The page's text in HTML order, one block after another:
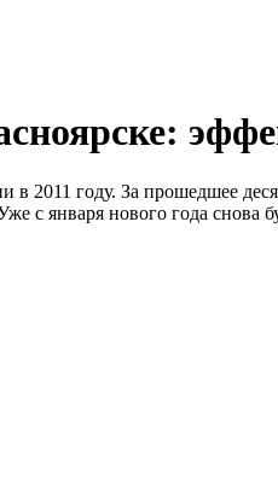
2011 году. За прошедшее
с января нового года снова